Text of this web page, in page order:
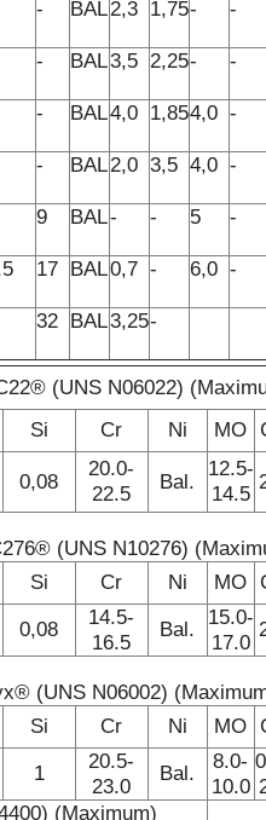
- BAL2,3 1,75- -
- BAL3,5 2,25- -
- BAL4,0 1,854,0 -
- BAL2,0 3,5 4,0 -
9 BAL- - 5 -
17 BAL0,7 - 6,0 -
32 BAL3,25-
(UNS N06022)
Si Cr Ni MO
0,08
20.0-
22.5
Bal.
12.5-
14.5
(UNS N10276)
Si Cr Ni MO
0,08
14.5-
16.5
Bal.
15.0-
17.0
(UNS N06002)
Si Cr Ni MO
1
20.5-
23.0
Bal.
8.0-
10.0
(Maximum)